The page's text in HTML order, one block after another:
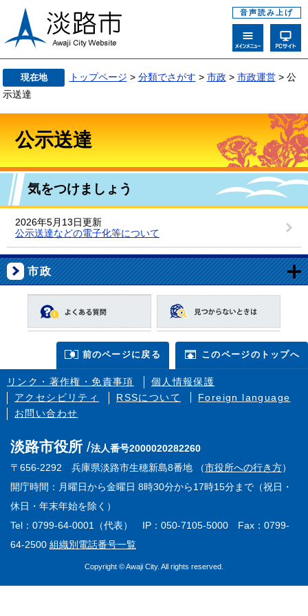
音声読み上げ
現在地 トップページ > 分類でさがす > 市政 > 市政運営> 公
示送達
公示送達
気をつけましょう
2026年5月13日更新
公示送達などの電子化等について
市政
前のページに戻る このページのトップへ
リンク・著作権・免責事項
個人情報保護
アクセシビリティ
RSSについて
Foreign language
お問い合わせ
淡路市役所
法人番号2000020282260
〒656-2292 兵庫県淡路市生穂新島8番地 （市役所への行き方）
開庁時間：月曜日から金曜日 8時30分から17時15分まで（祝日・
休日・年末年始を除く）
Tel：0799-64-0001（代表） IP：050-7105-5000 Fax：0799-
64-2500 組織別電話番号一覧
Copyright © Awaji City. All rights reserved.